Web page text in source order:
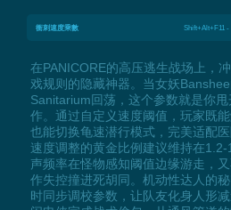
衝刺速度乘數 Shift+Alt+F11
在PANICORE的高压逃生战场上，
戏规则的隐藏神器。当女妖
Sanitarium回荡，这个参数就是你
作。通过自定义速度阈值，玩家既
也能切换龟速潜行模式，完美适配医
速度调整的黄金比例建议维持在
声频率在怪物感知阈值边缘游走，
作失控撞进死胡同。机动性达人的
时同步调校参数，让队友化身人形